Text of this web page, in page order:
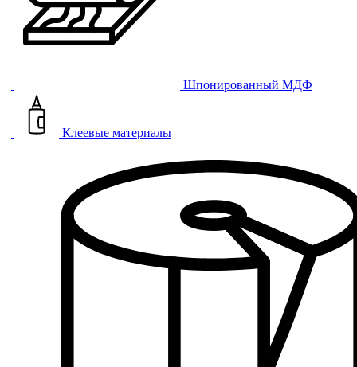
Шпонированный МДФ
Клеевые материалы